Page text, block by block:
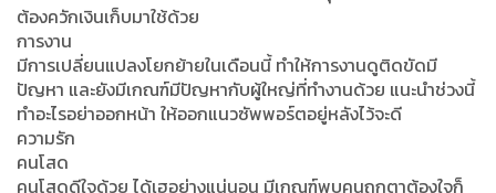
ต้องควักเงินเก็บมาใช้ด้วย
การงาน
มีการเปลี่ยนแปลงโยกย้ายในเดือนนี้ ทำให้การงานดูติดขัดมี
ปัญหา และยังมีเกณฑ์มีปัญหากับผู้ใหญ่ที่ทำงานด้วย แนะนำช่วงนี้
ทำอะไรอย่าออกหน้า ให้ออกแนวซัพพอร์ตอยู่หลังไว้จะดี
ความรัก
คนโสด
คนโสดดีใจด้วย ได้เฮอย่างแน่นอน มีเกณฑ์พบคนถูกตาต้องใจก็